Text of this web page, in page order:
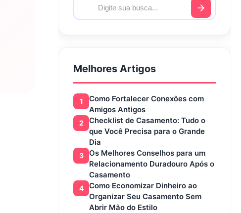
Melhores Artigos
1
Como Fortalecer Conexões com
Amigos Antigos
2
Checklist de Casamento: Tudo o
que Você Precisa para o Grande
Dia
3
Os Melhores Conselhos para um
Relacionamento Duradouro Após o
Casamento
4
Como Economizar Dinheiro ao
Organizar Seu Casamento Sem
Abrir Mão do Estilo